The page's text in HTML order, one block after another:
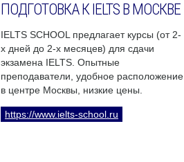
ПОДГОТОВКА К IELTS В МОСКВЕ
IELTS SCHOOL предлагает курсы (от 2-
х дней до 2-х месяцев) для сдачи
экзамена IELTS. Опытные
преподаватели, удобное расположение
в центре Москвы, низкие цены.
https://www.ielts-school.ru